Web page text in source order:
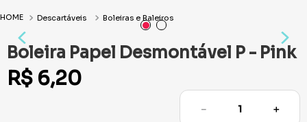
Descartáveis Boleiras e Baleiros
Boleira Papel Desmontável P - Pink
R$ 6,20
＋
－